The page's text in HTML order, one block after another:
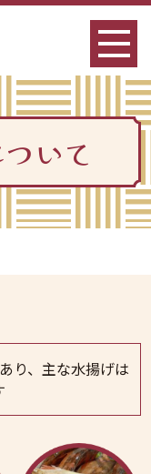
いて
り、主な水揚げは